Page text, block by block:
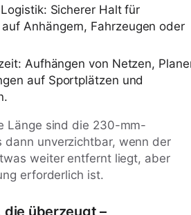
Sicherer Halt für
Anhängern, Fahrzeugen oder
Aufhängen von Netzen,
auf Sportplätzen und
Länge sind die 230-mm-
dann unverzichtbar, wenn der
weiter entfernt liegt, aber
erforderlich ist.